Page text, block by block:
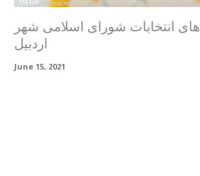
انتخابات شورای اسلامی شهر
اردبیل
June 15, 2021